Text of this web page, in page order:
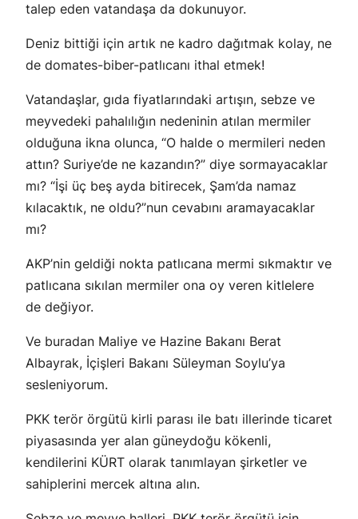
talep eden vatandaşa da dokunuyor.
Deniz bittiği için artık ne kadro dağıtmak kolay, ne
de domates-biber-patlıcanı ithal etmek!
Vatandaşlar, gıda fiyatlarındaki artışın, sebze ve
meyvedeki pahalılığın nedeninin atılan mermiler
olduğuna ikna olunca, “O halde o mermileri neden
attın? Suriye’de ne kazandın?” diye sormayacaklar
mı? “İşi üç beş ayda bitirecek, Şam’da namaz
kılacaktık, ne oldu?”nun cevabını aramayacaklar
mı?
AKP’nin geldiği nokta patlıcana mermi sıkmaktır ve
patlıcana sıkılan mermiler ona oy veren kitlelere
de değiyor.
Ve buradan Maliye ve Hazine Bakanı Berat
Albayrak, İçişleri Bakanı Süleyman Soylu’ya
sesleniyorum.
PKK terör örgütü kirli parası ile batı illerinde ticaret
piyasasında yer alan güneydoğu kökenli,
kendilerini KÜRT olarak tanımlayan şirketler ve
sahiplerini mercek altına alın.